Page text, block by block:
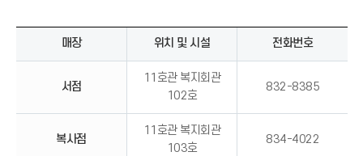
매장 위치 및 시설 전화번호
서점
11호관 복지회관
102호
832-8385
복사점
11호관 복지회관
103호
834-4022